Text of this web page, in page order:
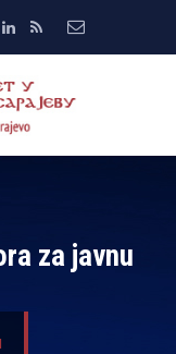
za javnu